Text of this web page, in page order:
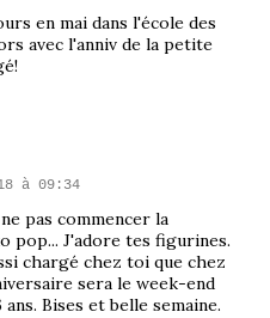
en mai dans l'école des
avec l'anniv de la petite
à 09:34
pas commencer la
pop... J'adore tes figurines.
chargé chez toi que chez
sera le week-end
Bises et belle semaine.